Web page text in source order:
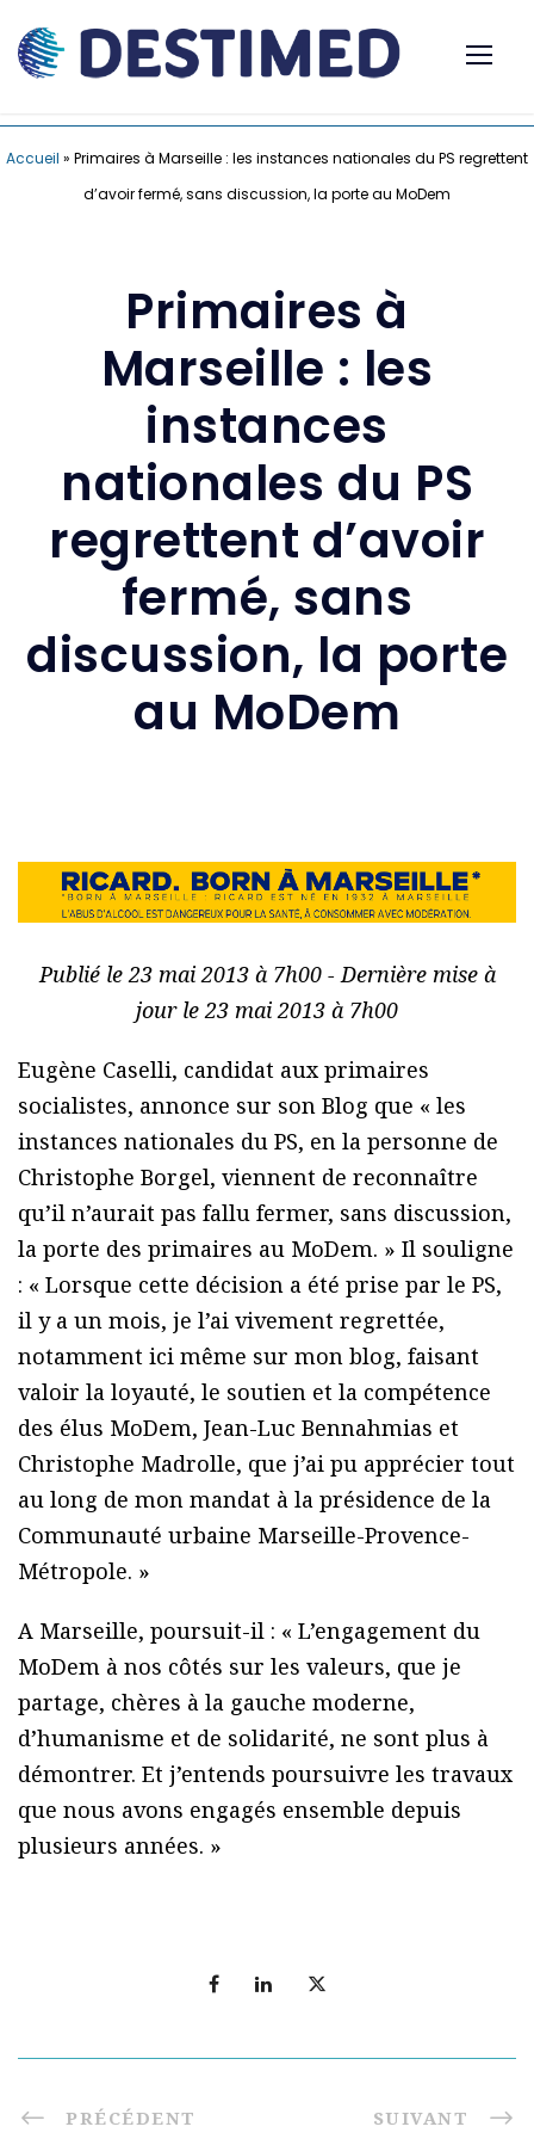
Accueil » Primaires à Marseille : les instances nationales du PS regrettent
d’avoir fermé, sans discussion, la porte au MoDem
Primaires à
Marseille : les
instances
nationales du PS
regrettent d’avoir
fermé, sans
discussion, la porte
au MoDem
Publié le 23 mai 2013 à 7h00 - Dernière mise à
jour le 23 mai 2013 à 7h00
Eugène Caselli, candidat aux primaires
socialistes, annonce sur son Blog que « les
instances nationales du PS, en la personne de
Christophe Borgel, viennent de reconnaître
qu’il n’aurait pas fallu fermer, sans discussion,
la porte des primaires au MoDem. » Il souligne
: « Lorsque cette décision a été prise par le PS,
il y a un mois, je l’ai vivement regrettée,
notamment ici même sur mon blog, faisant
valoir la loyauté, le soutien et la compétence
des élus MoDem, Jean-Luc Bennahmias et
Christophe Madrolle, que j’ai pu apprécier tout
au long de mon mandat à la présidence de la
Communauté urbaine Marseille-Provence-
Métropole. »
A Marseille, poursuit-il : « L’engagement du
MoDem à nos côtés sur les valeurs, que je
partage, chères à la gauche moderne,
d’humanisme et de solidarité, ne sont plus à
démontrer. Et j’entends poursuivre les travaux
que nous avons engagés ensemble depuis
plusieurs années. »
PRÉCÉDENT SUIVANT